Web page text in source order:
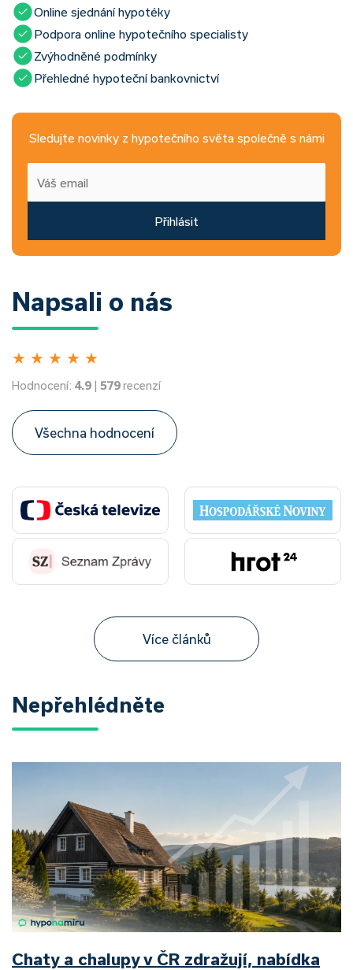
Online sjednání hypotéky
Podpora online hypotečního specialisty
Zvýhodněné podmínky
Přehledné hypoteční bankovnictví
Sledujte novinky z hypotečního světa společně s námi
Přihlásit
Napsali o nás
★ ★ ★ ★ ★
Hodnocení: 4.9 | 579recenzí
Všechna hodnocení
Více článků
Nepřehlédněte
Chaty a chalupy v ČR zdražují, nabídka